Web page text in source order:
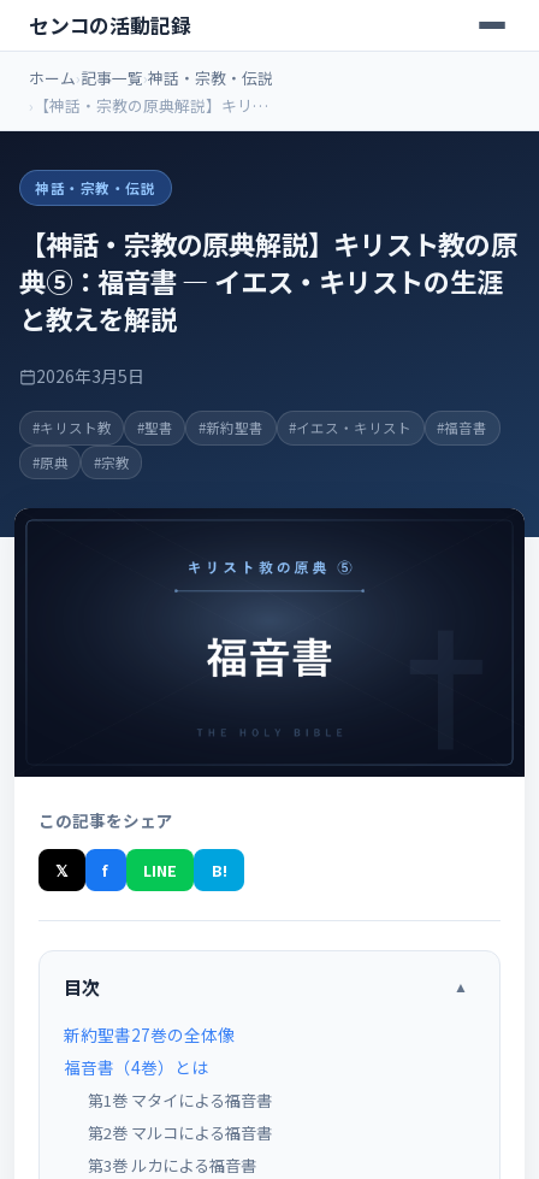
センコの活動記録
ホーム 記事一覧 神話・宗教・伝説
【神話・宗教の原典解説】キリス
ト教の原典⑤：福音書 ― イエス・
神話・宗教・伝説
【神話・宗教の原典解説】キリスト教の原
典⑤：福音書 ― イエス・キリストの生涯
と教えを解説
2026年3月5日
#キリスト教 #聖書 #新約聖書 #イエス・キリスト
#福音書
#原典
#宗教
この記事をシェア
𝕏 f LINE B!
目次 ▲
新約聖書27巻の全体像
福音書（4巻）とは
第1巻 マタイによる福音書
第2巻 マルコによる福音書
第3巻 ルカによる福音書